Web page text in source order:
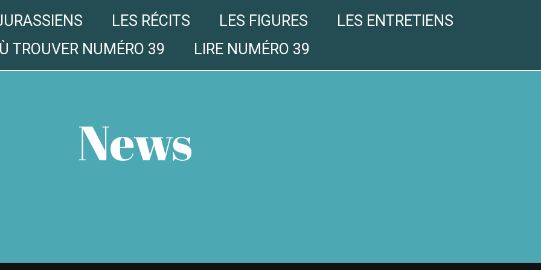
LES RÉCITS LES FIGURES
LES ENTRETIENS
TROUVER NUMÉRO 39 LIRE NUMÉRO 39
News